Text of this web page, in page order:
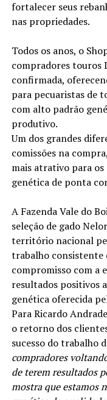
fortalecer seus
nas propriedades.
Todos os anos, o
compradores touros
confirmada,
para pecuaristas de
com alto padrão
produtivo.
Um dos grandes
comissões na
mais atrativo para
genética de ponta
A Fazenda Vale do
seleção de gado
território nacional
trabalho consistente
compromisso com a
resultados positivos
genética oferecida
Para Ricardo
o retorno dos
sucesso do trabalho
compradores
de terem resultados
mostra que estamos